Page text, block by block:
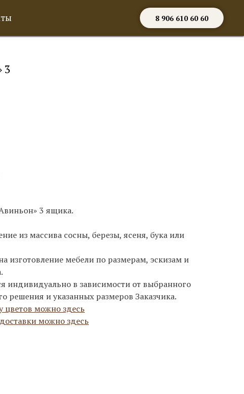
8 906 610 60 60
3
3 ящика.
из массива сосны, березы, ясеня, бука или
изготовление мебели по размерам, эскизам и
индивидуально в зависимости от выбранного
решения и указанных размеров Заказчика.
цветов можно здесь
можно здесь